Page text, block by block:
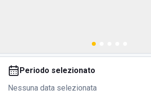
Periodo selezionato
Nessuna data selezionata